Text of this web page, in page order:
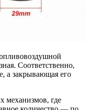
Соответственно,
а закрывающая его
механизмов, где